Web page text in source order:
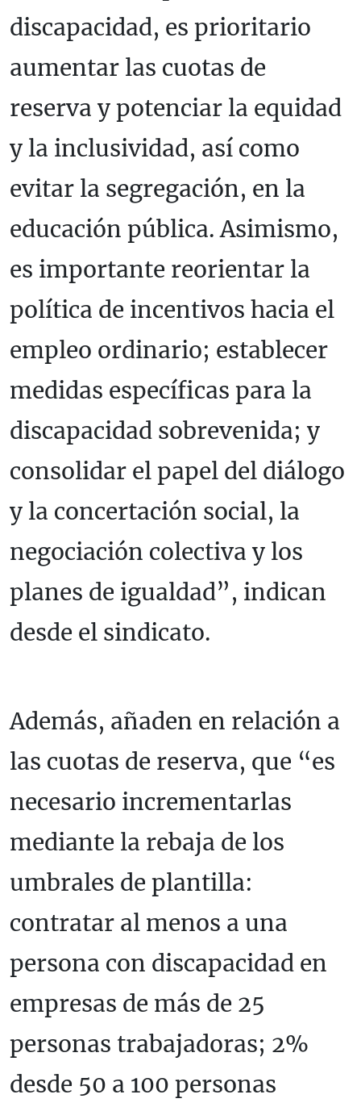
discapacidad, es prioritario
aumentar las cuotas de
reserva y potenciar la equidad
y la inclusividad, así como
evitar la segregación, en la
educación pública. Asimismo,
es importante reorientar la
política de incentivos hacia el
empleo ordinario; establecer
medidas específicas para la
discapacidad sobrevenida; y
consolidar el papel del diálogo
y la concertación social, la
negociación colectiva y los
planes de igualdad”, indican
desde el sindicato.
Además, añaden en relación a
las cuotas de reserva, que “es
necesario incrementarlas
mediante la rebaja de los
umbrales de plantilla:
contratar al menos a una
persona con discapacidad en
empresas de más de 25
personas trabajadoras; 2%
desde 50 a 100 personas